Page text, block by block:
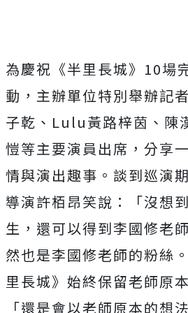
為慶祝《半里長城》 10場
動，主辦單位特別舉辦記
子乾、 Lulu黃路梓茵、陳
愷等主要演員出席，分享
情與演出趣事。談到巡演
導演許栢昂笑說：「沒想到
生，還可以得到李國修老
然也是李國修老師的粉絲
里長城》始終保留老師原
「還是會以老師原本的想